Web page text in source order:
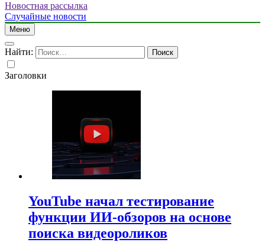
Новостная рассылка
Случайные новости
Меню
Найти:
Заголовки
YouTube начал тестирование
функции ИИ-обзоров на основе
поиска видеороликов